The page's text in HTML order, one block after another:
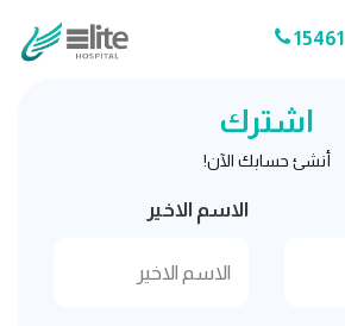
15461
اشترك
أنشئ حسابك الآن!
الاسم الاخير